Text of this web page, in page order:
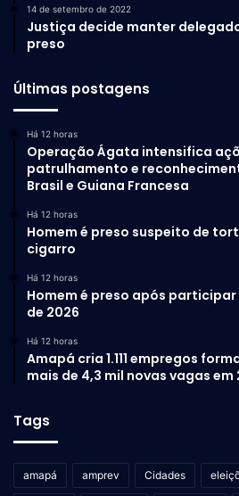
14 de setembro de 2022
Justiça decide manter
preso
Últimas postagens
Há 12 horas
Operação Ágata intensifica
patrulhamento e
Brasil e Guiana Francesa
Há 12 horas
Homem é preso suspeito de
cigarro
Há 12 horas
Homem é preso após
de 2026
Há 12 horas
Amapá cria 1.111 empregos
mais de 4,3 mil novas vagas em
Tags
amapá amprev Cidades